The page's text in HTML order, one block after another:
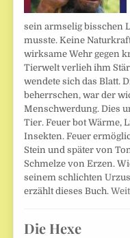
sein armselig bisschen
musste. Keine
wirksame Wehr gegen
Tierwelt verlieh ihm
wendete sich das Blatt.
beherrschen, war der
Menschwerdung. Dies
Tier. Feuer bot Wärme,
Insekten. Feuer
Stein und später von
Schmelze von Erzen.
seinem schlichten
erzählt dieses Buch.
Die Hexe